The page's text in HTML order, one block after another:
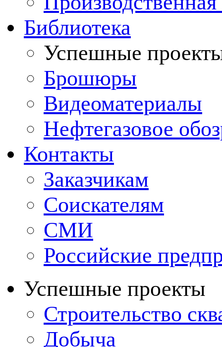
Библиотека
Успешные
Брошюры
Видеоматериалы
Нефтегазовое
Контакты
Заказчикам
Соискателям
СМИ
Российские
Успешные проекты
Строительство
Добыча